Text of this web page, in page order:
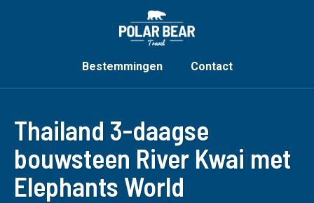
Bestemmingen Contact
Thailand 3-daagse
bouwsteen River Kwai met
Elephants World